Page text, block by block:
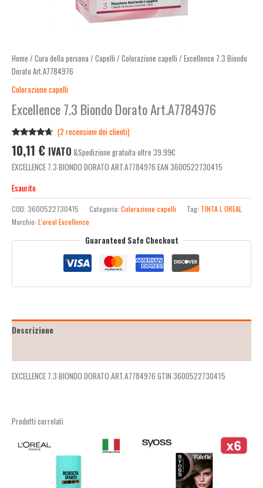
Home / Cura della persona / Capelli / Colorazione capelli / Excellence 7.3 Biondo
Dorato Art.A7784976
Colorazione capelli
Excellence 7.3 Biondo Dorato Art.A7784976
4.50 su 5
su base
di
(2 recensioni dei clienti)
10,11 € IVATO &Spedizione gratuita oltre 39.99€
EXCELLENCE 7.3 BIONDO DORATO ART.A7784976 EAN 3600522730415
Esaurito
COD: 3600522730415 Categoria: Colorazione capelli Tag: TINTA L OREAL
Marchio: L'oreal Excellence
Guaranteed Safe Checkout
Descrizione
EXCELLENCE 7.3 BIONDO DORATO ART.A7784976 GTIN 3600522730415
Prodotti correlati